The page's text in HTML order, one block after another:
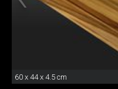
60 x 44 x 4.5 cm